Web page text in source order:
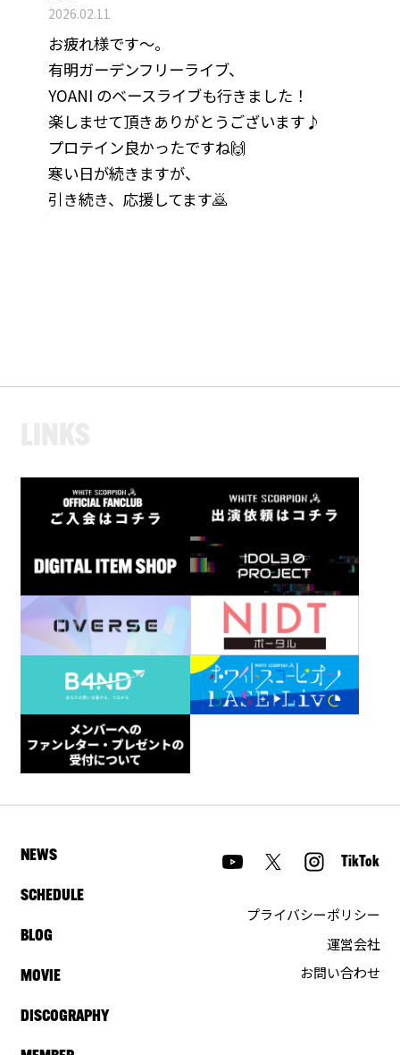
2026.02.11
お疲れ様です〜。
有明ガーデンフリーライブ、
YOANI のベースライブも行きました！
楽しませて頂きありがとうございます♪
プロテイン良かったですね🙌
寒い日が続きますが、
引き続き、応援してます🙇
NEWS
SCHEDULE
BLOG
MOVIE
DISCOGRAPHY
TikTok
プライバシーポリシー
運営会社
お問い合わせ